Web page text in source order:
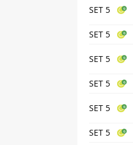
SET 5
SET 5
SET 5
SET 5
SET 5
SET 5